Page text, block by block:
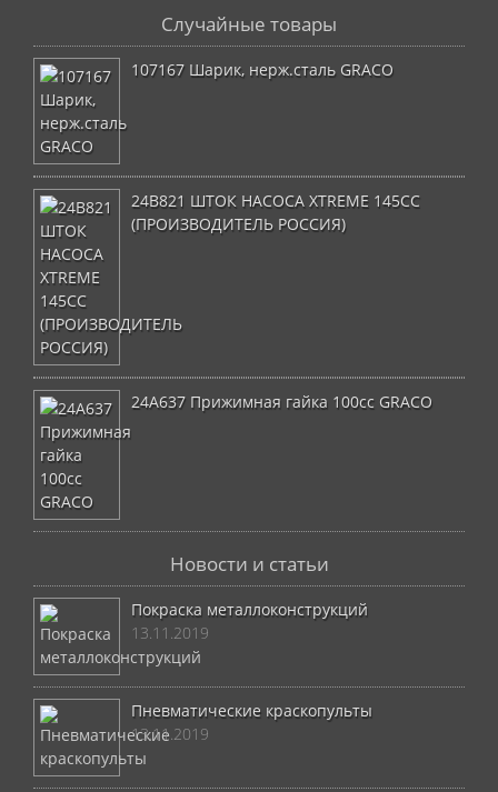
Случайные товары
107167 Шарик, нерж.сталь GRACO
24B821 ШТОК НАСОСА XTREME 145CC
(ПРОИЗВОДИТЕЛЬ РОССИЯ)
24A637 Прижимная гайка 100сс GRACO
Новости и статьи
Покраска металлоконструкций
13.11.2019
Пневматические краскопульты
13.11.2019